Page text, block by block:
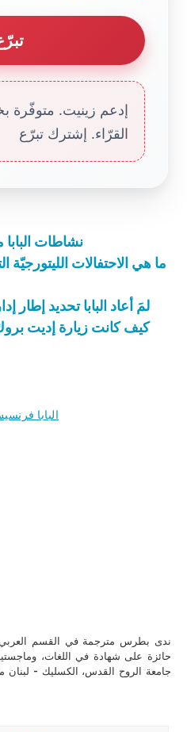
إدعم زينيت. متوفّرة
القرّاء. إشترك تبرّع
نشاطات البابا
ما هي الاحتفالات الليتورجيّة
لمَ أعاد البابا تحديد إطار
كيف كانت زيارة إديت
البابا
ندى بطرس مترجمة في القسم العربي
حائزة على شهادة في اللغات،
جامعة الروح القدس، الكسليك - لبنان